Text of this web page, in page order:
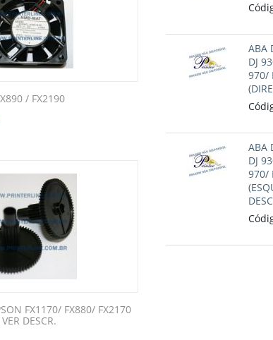
/ FX2190
FX1170/ FX880/ FX2170
DESCR.
ABA
DJ
970/
ABA
DJ
970/